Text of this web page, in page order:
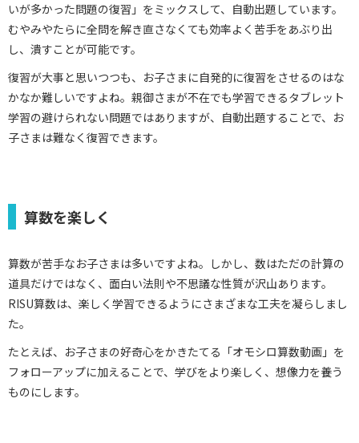
いが多かった問題の復習」をミックスして、自動出題しています。
むやみやたらに全問を解き直さなくても効率よく苦手をあぶり出
し、潰すことが可能です。
復習が大事と思いつつも、お子さまに自発的に復習をさせるのはな
かなか難しいですよね。親御さまが不在でも学習できるタブレット
学習の避けられない問題ではありますが、自動出題することで、お
子さまは難なく復習できます。
算数を楽しく
算数が苦手なお子さまは多いですよね。しかし、数はただの計算の
道具だけではなく、面白い法則や不思議な性質が沢山あります。
RISU算数は、楽しく学習できるようにさまざまな工夫を凝らしまし
た。
たとえば、お子さまの好奇心をかきたてる「オモシロ算数動画」を
フォローアップに加えることで、学びをより楽しく、想像力を養う
ものにします。